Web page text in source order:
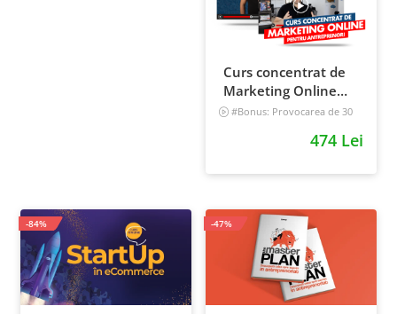
Curs concentrat de
Marketing Online
pentru antreprenori
#Bonus: Provocarea de 30
474 Lei
-84% -47%